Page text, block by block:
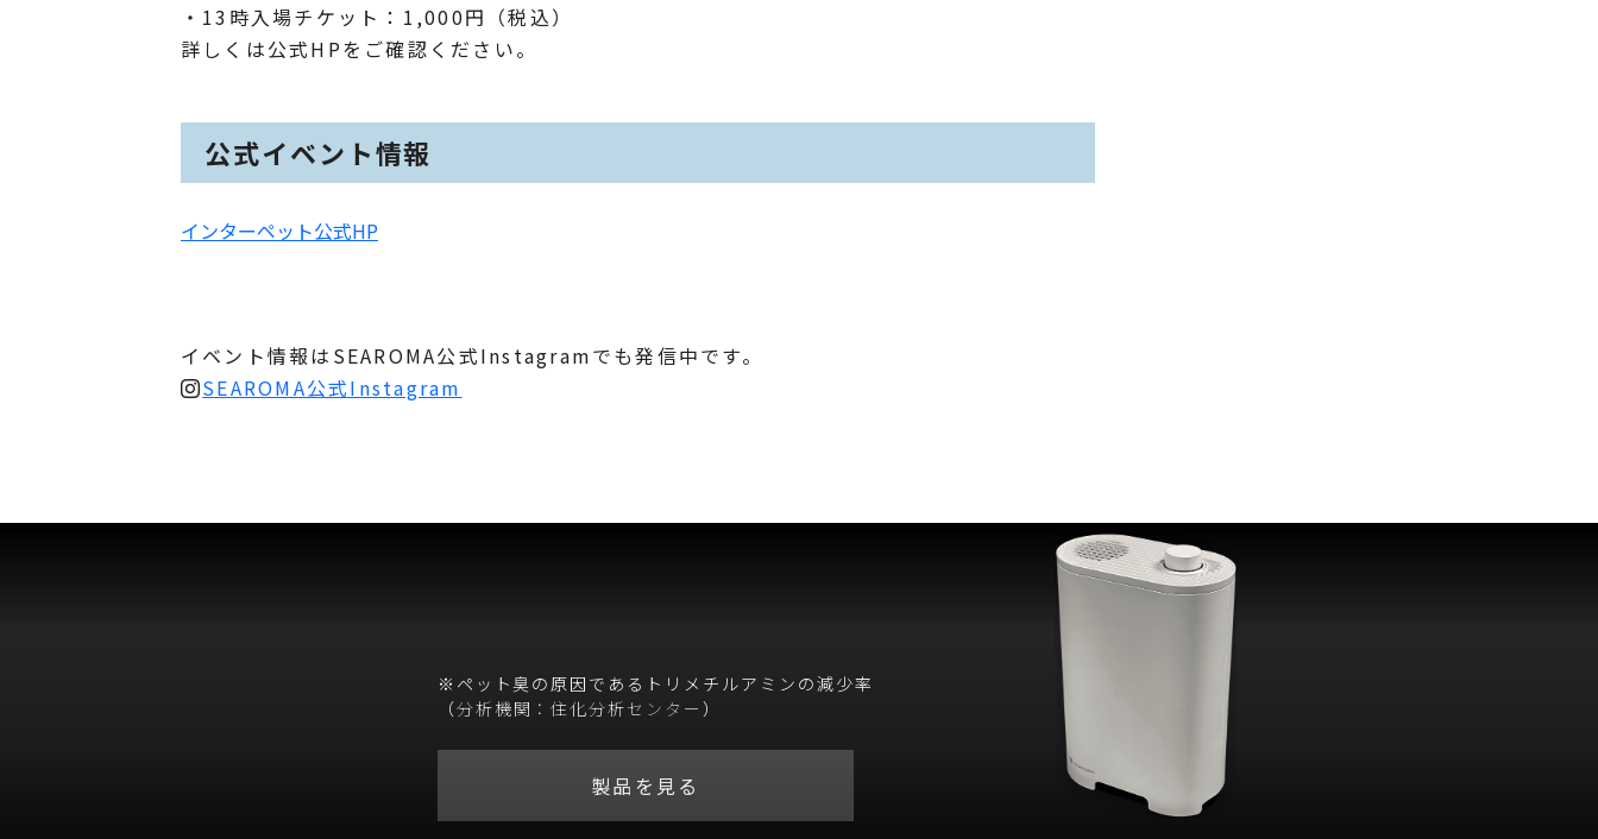
・13時入場チケット：1,000円（税込）
詳しくは公式HPをご確認ください。
公式イベント情報
インターペット公式HP
イベント情報はSEAROMA公式Instagramでも発信中です。
SEAROMA公式Instagram
※ペット臭の原因であるトリメチルアミンの減少率
（分析機関：住化分析センター）
製品を見る